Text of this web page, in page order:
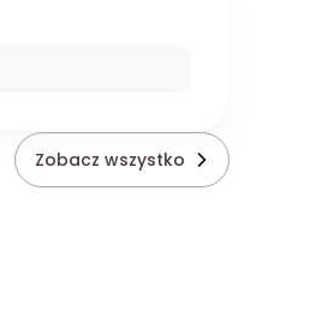
Zobacz wszystko